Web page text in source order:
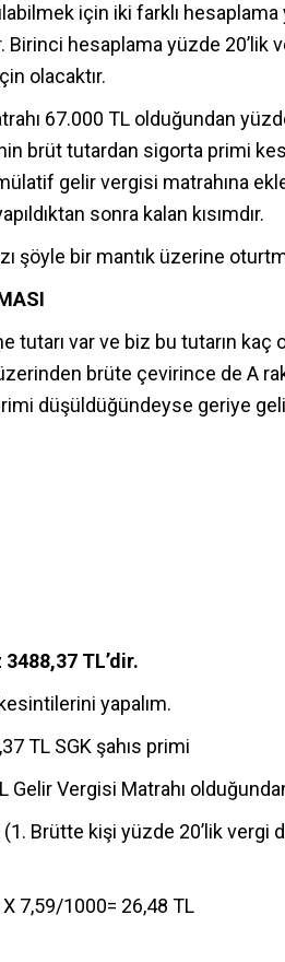
için iki farklı hesaplama
hesaplama yüzde 20’lik
olacaktır.
67.000 TL olduğundan
brüt tutardan sigorta primi
gelir vergisi matrahına
sonra kalan kısımdır.
şöyle bir mantık üzerine
tutarı var ve biz bu tutarın
brüte çevirince de A
düşüldüğündeyse geriye
TL’dir.
yapalım.
TL SGK şahıs primi
Gelir Vergisi Matrahı
Brütte kişi yüzde 20’lik vergi
7,59/1000= 26,48 TL